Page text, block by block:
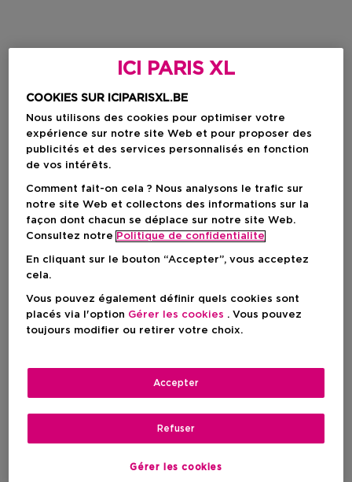
ICI PARIS XL
COOKIES SUR ICIPARISXL.BE
Nous utilisons des cookies pour optimiser votre
expérience sur notre site Web et pour proposer des
publicités et des services personnalisés en fonction
de vos intérêts.
Comment fait-on cela ? Nous analysons le trafic sur
notre site Web et collectons des informations sur la
façon dont chacun se déplace sur notre site Web.
Consultez notre Politique de confidentialite
En cliquant sur le bouton “Accepter”, vous acceptez
cela.
Vous pouvez également définir quels cookies sont
placés via l'option Gérer les cookies . Vous pouvez
toujours modifier ou retirer votre choix.
Gérer les cookies
Refuser
Accepter